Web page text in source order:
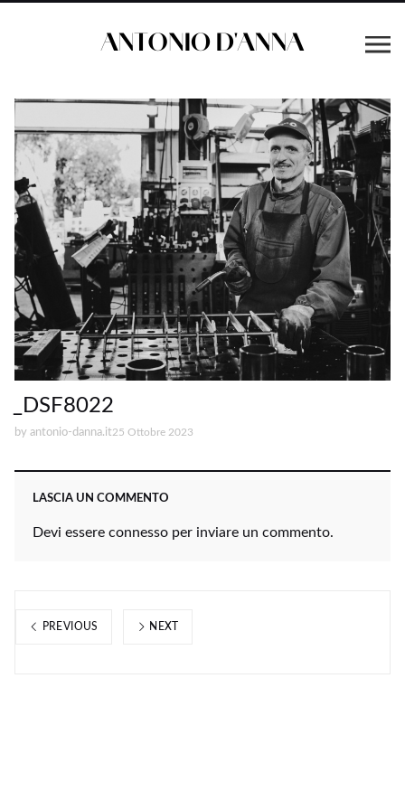
_DSF8022
by antonio-danna.it25 Ottobre 2023
LASCIA UN COMMENTO
Devi essere connesso per inviare un commento.
PREVIOUS NEXT